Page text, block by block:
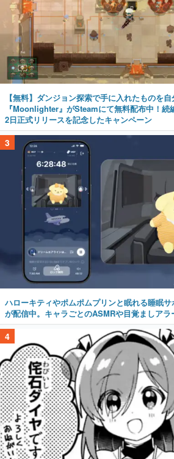
【無料】ダンジョン探索で手に入れたものを
『Moonlighter』がSteamにて無料配布中！
2日正式リリースを記念したキャンペーン
3
ハローキティやポムポムプリンと眠れる睡眠サ
が配信中。キャラごとのASMRや目覚ましアラ
4